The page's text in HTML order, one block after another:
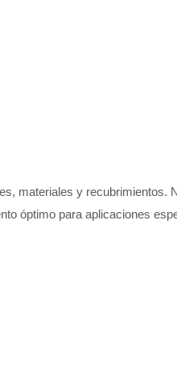
materiales y recubrimientos.
óptimo para aplicaciones